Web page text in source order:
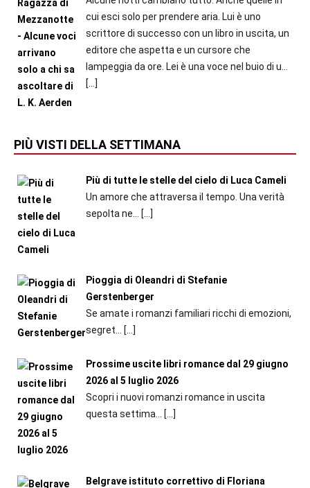
cui esci solo per prendere aria. Lui è uno
scrittore di successo con un libro in uscita, un
editore che aspetta e un cursore che
lampeggia da ore. Lei è una voce nel buio di u...
[…]
PIÙ VISTI DELLA SETTIMANA
Più di tutte le stelle del cielo di Luca Cameli
Un amore che attraversa il tempo. Una verità
sepolta ne...
[…]
Pioggia di Oleandri di Stefanie
Gerstenberger
Se amate i romanzi familiari ricchi di emozioni,
segret... […]
Prossime uscite libri romance dal 29 giugno
2026 al 5 luglio 2026
Scopri i nuovi romanzi romance in uscita
questa settima...
[…]
Belgrave istituto correttivo di Floriana